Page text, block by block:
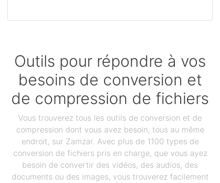
Outils pour répondre à vos
besoins de conversion et
de compression de fichiers
Vous trouverez tous les outils de conversion et de
compression dont vous avez besoin, tous au même
endroit, sur Zamzar. Avec plus de 1100 types de
conversion de fichiers pris en charge, que vous ayez
besoin de convertir des vidéos, des audios, des
documents ou des images, vous trouverez facilement